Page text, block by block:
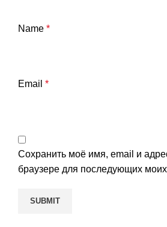
Name *
Email *
Сохранить моё имя, email и
браузере для последующих